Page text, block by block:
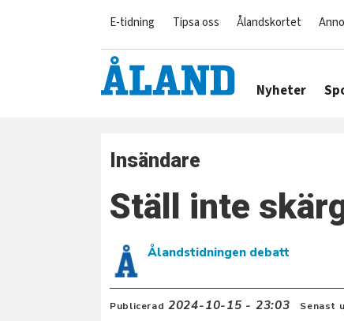
E-tidning Tipsa oss Ålandskortet
Nyheter
Insändare
Ställ inte
Ålandstidningen debatt
Publicerad 2024-10-15 - 23:03 Senast